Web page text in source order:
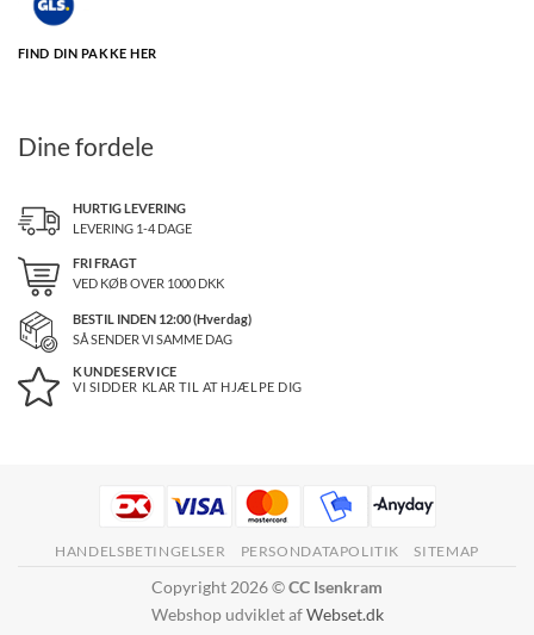
FIND DIN PAKKE HER
Dine fordele
HURTIG LEVERING
LEVERING 1-4 DAGE
FRI FRAGT
VED KØB OVER 1000DKK
BESTIL INDEN 12:00 (Hverdag)
SÅ SENDER VI SAMME DAG
KUNDESERVICE
VI SIDDER KLAR TIL AT HJÆLPE DIG
HANDELSBETINGELSER PERSONDATAPOLITIK SITEMAP
Copyright 2026 ©CC Isenkram
Webshop udviklet afWebset.dk